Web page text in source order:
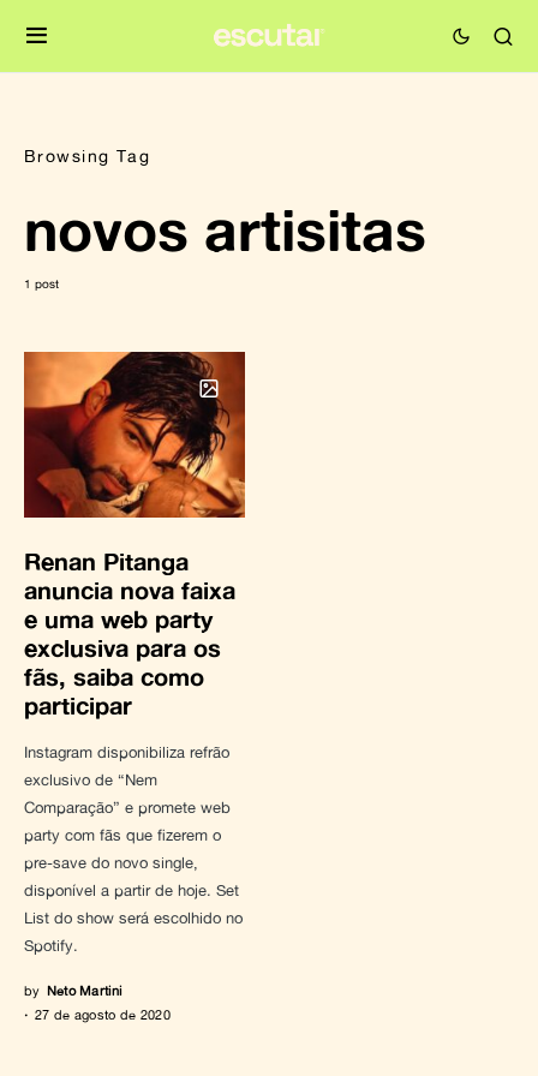
Browsing Tag
novos artisitas
1 post
Renan Pitanga
anuncia nova faixa
e uma web party
exclusiva para os
fãs, saiba como
participar
Instagram disponibiliza refrão
exclusivo de “Nem
Comparação” e promete web
party com fãs que fizerem o
pre-save do novo single,
disponível a partir de hoje. Set
List do show será escolhido no
Spotify.
by Neto Martini
27 de agosto de 2020